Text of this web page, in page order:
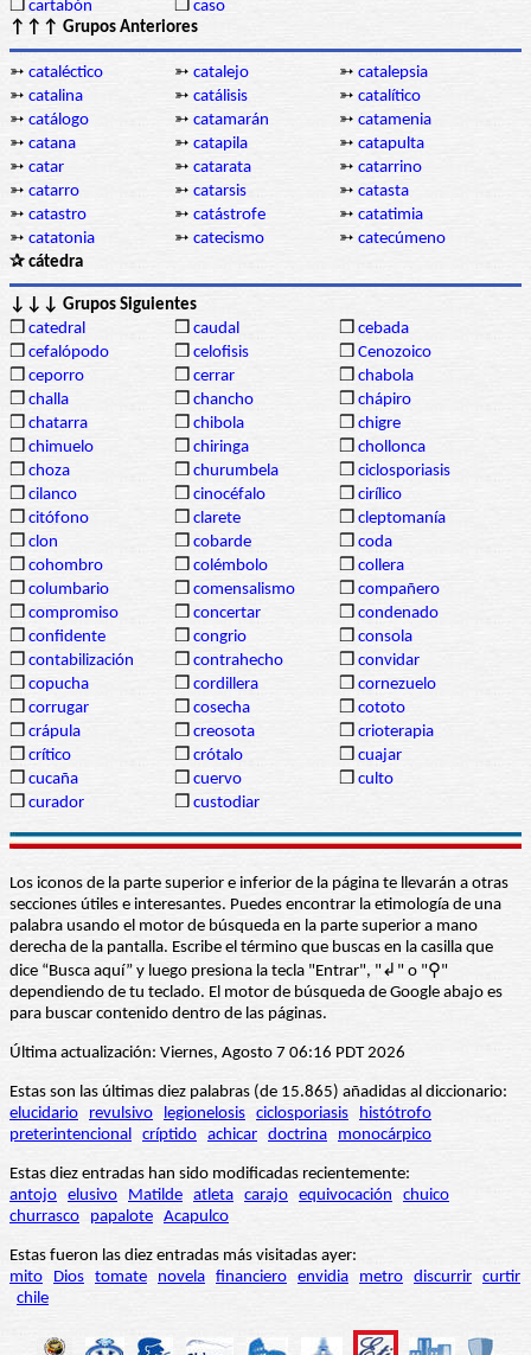
❒ cartabón ❒ caso
↑↑↑ Grupos Anteriores
➳ cataléctico ➳ catalejo ➳ catalepsia
➳ catalina ➳ catálisis ➳ catalítico
➳ catálogo ➳ catamarán ➳ catamenia
➳ catana ➳ catapila ➳ catapulta
➳ catar ➳ catarata ➳ catarrino
➳ catarro ➳ catarsis ➳ catasta
➳ catastro ➳ catástrofe ➳ catatimia
➳ catatonia ➳ catecismo ➳ catecúmeno
✰ cátedra
↓↓↓ Grupos Siguientes
❒ catedral ❒ caudal ❒ cebada
❒ cefalópodo ❒ celofisis ❒ Cenozoico
❒ ceporro ❒ cerrar ❒ chabola
❒ challa ❒ chancho ❒ chápiro
❒ chatarra ❒ chibola ❒ chigre
❒ chimuelo ❒ chiringa ❒ chollonca
❒ choza ❒ churumbela ❒ ciclosporiasis
❒ cilanco ❒ cinocéfalo ❒ cirílico
❒ citófono ❒ clarete ❒ cleptomanía
❒ clon ❒ cobarde ❒ coda
❒ cohombro ❒ colémbolo ❒ collera
❒ columbario ❒ comensalismo ❒ compañero
❒ compromiso ❒ concertar ❒ condenado
❒ confidente ❒ congrio ❒ consola
❒ contabilización ❒ contrahecho ❒ convidar
❒ copucha ❒ cordillera ❒ cornezuelo
❒ corrugar ❒ cosecha ❒ cototo
❒ crápula ❒ creosota ❒ crioterapia
❒ crítico ❒ crótalo ❒ cuajar
❒ cucaña ❒ cuervo ❒ culto
❒ curador ❒ custodiar
Los iconos de la parte superior e inferior de la página te llevarán a otras
secciones útiles e interesantes. Puedes encontrar la etimología de una
palabra usando el motor de búsqueda en la parte superior a mano
derecha de la pantalla. Escribe el término que buscas en la casilla que
dice “Busca aquí” y luego presiona la tecla "Entrar", "↲" o "⚲"
dependiendo de tu teclado. El motor de búsqueda de Google abajo es
para buscar contenido dentro de las páginas.
Última actualización: Viernes, Agosto 7 06:16 PDT 2026
Estas son las últimas diez palabras (de 15.865) añadidas al diccionario:
elucidario
revulsivo legionelosis ciclosporiasis
histótrofo
preterintencional críptido achicar doctrina monocárpico
Estas diez entradas han sido modificadas recientemente:
antojo elusivo Matilde atleta carajo equivocación
chuico
churrasco
papalote Acapulco
Estas fueron las diez entradas más visitadas ayer:
mito
Dios tomate novela financiero envidia metro discurrir curtir
chile